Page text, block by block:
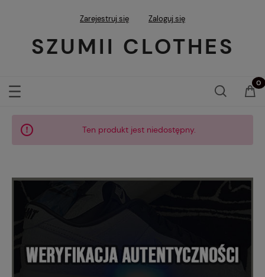
Zarejestruj się Zaloguj się
SZUMII CLOTHES
Ten produkt jest niedostępny.